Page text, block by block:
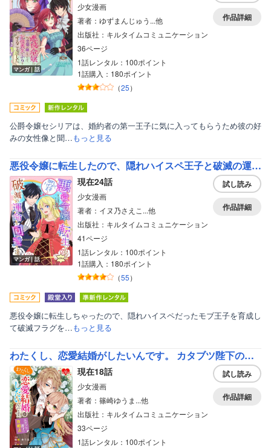
マンガ｜話
少女漫画
著者：ゆずまんじゅう...他
出版社：キルタイムコミュニケーション
36ページ
1話レンタル：100ポイント
1話購入：180ポイント
（25）
作品詳細
公爵令嬢セシリアは、婚約者の第一王子に気に入ってもらうため彼の好
みの女性像と聞…もっと見る
悪役令嬢に転生したので、隠れハイスペ王子と破滅の運命を回避します！
マンガ｜話
現在24話
少女漫画
著者：イヌ乃さえこ...他
出版社：キルタイムコミュニケーション
41ページ
1話レンタル：100ポイント
1話購入：180ポイント
（55）
試し読み
作品詳細
悪役令嬢に転生しちゃったので、隠れハイスペだったモブ王子を育成し
て破滅フラグを…もっと見る
わたくし、恋愛結婚がしたいんです。 カタブツ陛下の攻略法
現在18話
少女漫画
著者：篠崎ゆうま...他
出版社：キルタイムコミュニケーション
33ページ
1話レンタル：100ポイント
試し読み
作品詳細